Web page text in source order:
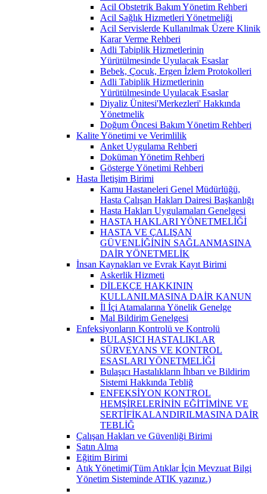
Acil Obstetrik Bakım Yönetim Rehberi
Acil Sağlık Hizmetleri Yönetmeliği
Acil Servislerde Kullanılmak Üzere Klinik
Karar Verme Rehberi
Adli Tabiplik Hizmetlerinin
Yürütülmesinde Uyulacak Esaslar
Bebek, Çocuk, Ergen İzlem Protokolleri
Adli Tabiplik Hizmetlerinin
Yürütülmesinde Uyulacak Esaslar
Diyaliz Ünitesi'Merkezleri' Hakkında
Yönetmelik
Doğum Öncesi Bakım Yönetim Rehberi
Kalite Yönetimi ve Verimlilik
Anket Uygulama Rehberi
Doküman Yönetim Rehberi
Gösterge Yönetimi Rehberi
Hasta İletişim Birimi
Kamu Hastaneleri Genel Müdürlüğü,
Hasta Çalışan Hakları Dairesi Başkanlığı
Hasta Hakları Uygulamaları Genelgesi
HASTA HAKLARI YÖNETMELİĞİ
HASTA VE ÇALIŞAN
GÜVENLİĞİNİN SAĞLANMASINA
DAİR YÖNETMELİK
İnsan Kaynakları ve Evrak Kayıt Birimi
Askerlik Hizmeti
DİLEKÇE HAKKININ
KULLANILMASINA DAİR KANUN
İl İçi Atamalarına Yönelik Genelge
Mal Bildirim Genelgesi
Enfeksiyonların Kontrolü ve Kontrolü
BULAŞICI HASTALIKLAR
SÜRVEYANS VE KONTROL
ESASLARI YÖNETMELİĞİ
Bulaşıcı Hastalıkların İhbarı ve Bildirim
Sistemi Hakkında Tebliğ
ENFEKSİYON KONTROL
HEMŞİRELERİNİN EĞİTİMİNE VE
SERTİFİKALANDIRILMASINA DAİR
TEBLİĞ
Çalışan Hakları ve Güvenliği Birimi
Satın Alma
Eğitim Birimi
Atık Yönetimi(Tüm Atıklar İçin Mevzuat Bilgi
Yönetim Sisteminde ATIK yazınız.)